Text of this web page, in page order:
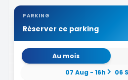
PARKING
Réserver ce parking
Au mois
07 Aug - 16h
06